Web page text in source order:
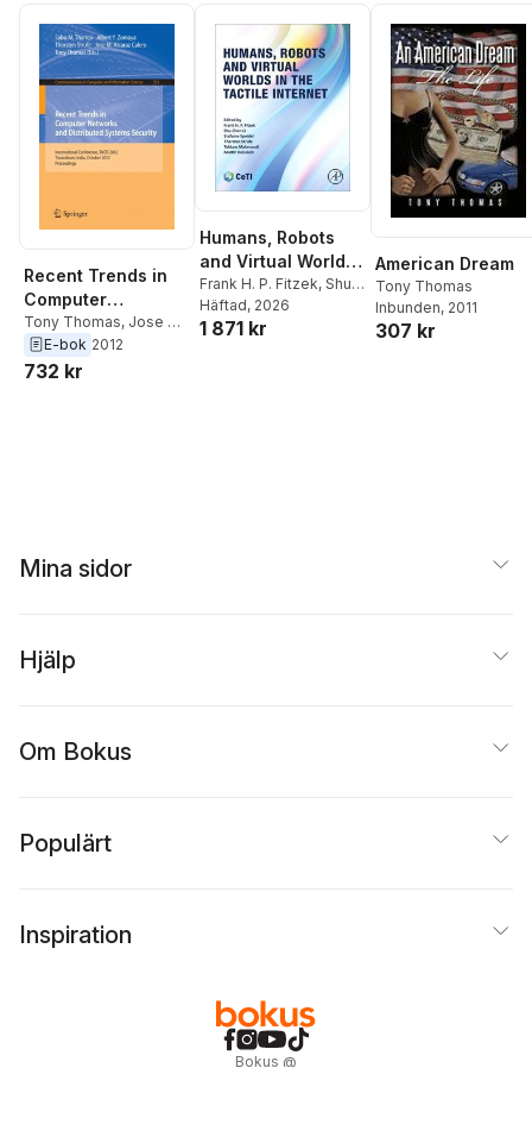
Recent Trends in
Computer
Networks and
Distributed
Systems Security
Tony Thomas, Jose M.
Alcaraz-Calero
Thorsten Strufe
E-bok 2012
732 kr
Humans, Robots
and Virtual Worlds
in the Tactile
Internet
Frank H. P. Fitzek, Shu-
Chen Li ,Stefanie
Speidel,Thorsten
Häftad, 2026
1 871 kr
American Dream
Tony Thomas
Inbunden, 2011
307 kr
Mina sidor
Hjälp
Om Bokus
Populärt
Inspiration
Bokus @